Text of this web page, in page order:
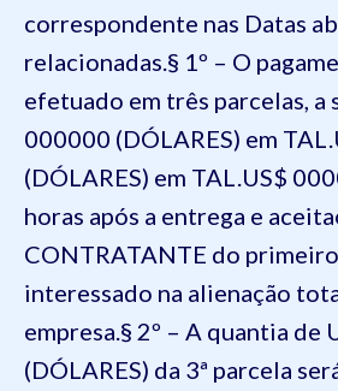
correspondente nas Datas
relacionadas.§ 1º – O
efetuado em três parcelas, a
000000 (DÓLARES) em
(DÓLARES) em TAL.US$
horas após a entrega e
CONTRATANTE do
interessado na alienação
empresa.§ 2º – A quantia de
(DÓLARES) da 3ª parcela